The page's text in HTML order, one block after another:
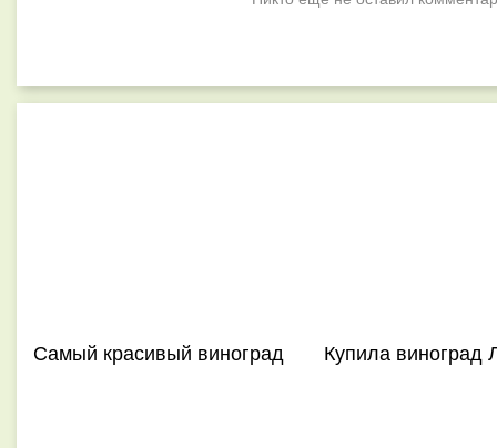
Самый красивый виноград Купила виноград